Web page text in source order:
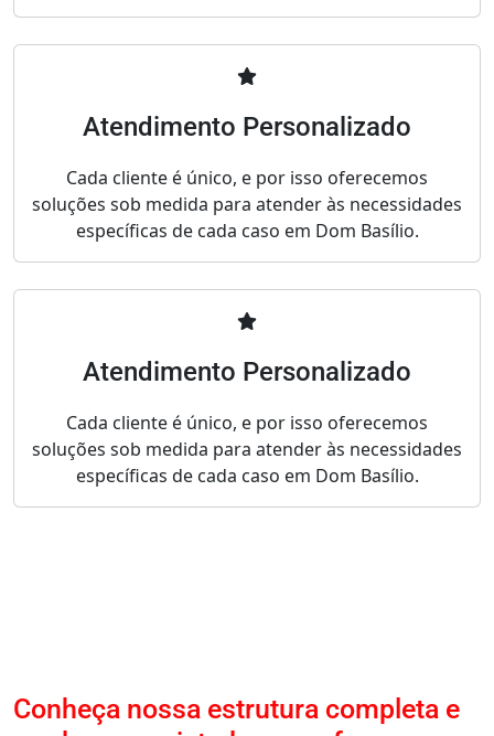
Atendimento Personalizado
Cada cliente é único, e por isso oferecemos
soluções sob medida para atender às necessidades
específicas de cada caso em Dom Basílio.
Atendimento Personalizado
Cada cliente é único, e por isso oferecemos
soluções sob medida para atender às necessidades
específicas de cada caso em Dom Basílio.
Conheça nossa estrutura completa e